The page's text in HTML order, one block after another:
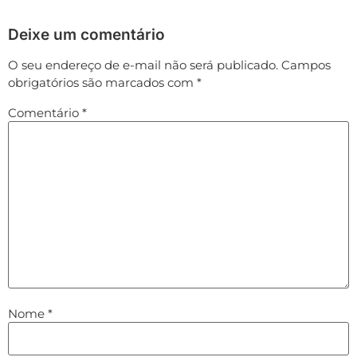
Deixe um comentário
O seu endereço de e-mail não será publicado. Campos
obrigatórios são marcados com *
Comentário *
Nome *